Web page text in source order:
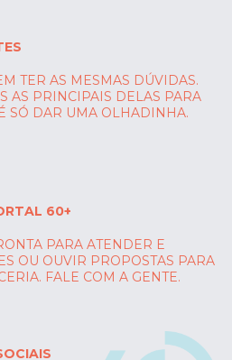
TER AS MESMAS DÚVIDAS.
AS PRINCIPAIS DELAS PARA
SÓ DAR UMA OLHADINHA.
60+
PARA ATENDER E
OU OUVIR PROPOSTAS PARA
FALE COM A GENTE.